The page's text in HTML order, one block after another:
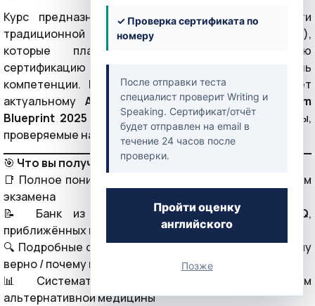
✓ Проверка сертификата по
номеру
После отправки теста
специалист проверит Writing и
Speaking. Сертификат/отчёт
будет отправлен на email в
течение 24 часов после
проверки.
Пройти оценку
английского
Позже
Курс предназначен для специалистов в области
традиционной и альтернативной медицины (TCAM),
которые планируют пройти международную
сертификацию Prometric и подтвердить уровень
компетенции. Программа полностью соответствует
актуальному Alternative Medicine Prometric Exam
Blueprint 2025 и охватывает все ключевые разделы,
проверяемые на экзамене.
🎯 Что вы получите
📑 Полное понимание структуры и распределения тем
экзамена
📝 Банк из более чем1200 вопросов MCQ,
приближённых к формату Prometric
🔍 Подробные объяснения к каждому вопросу (почему
верно / почему нет)
📊 Систематизация знаний по всем разделам
альтернативной медицины